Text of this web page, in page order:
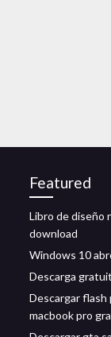
Featured
Libro de diseño
download
Windows 10
Descarga
Descargar flash
macbook pro